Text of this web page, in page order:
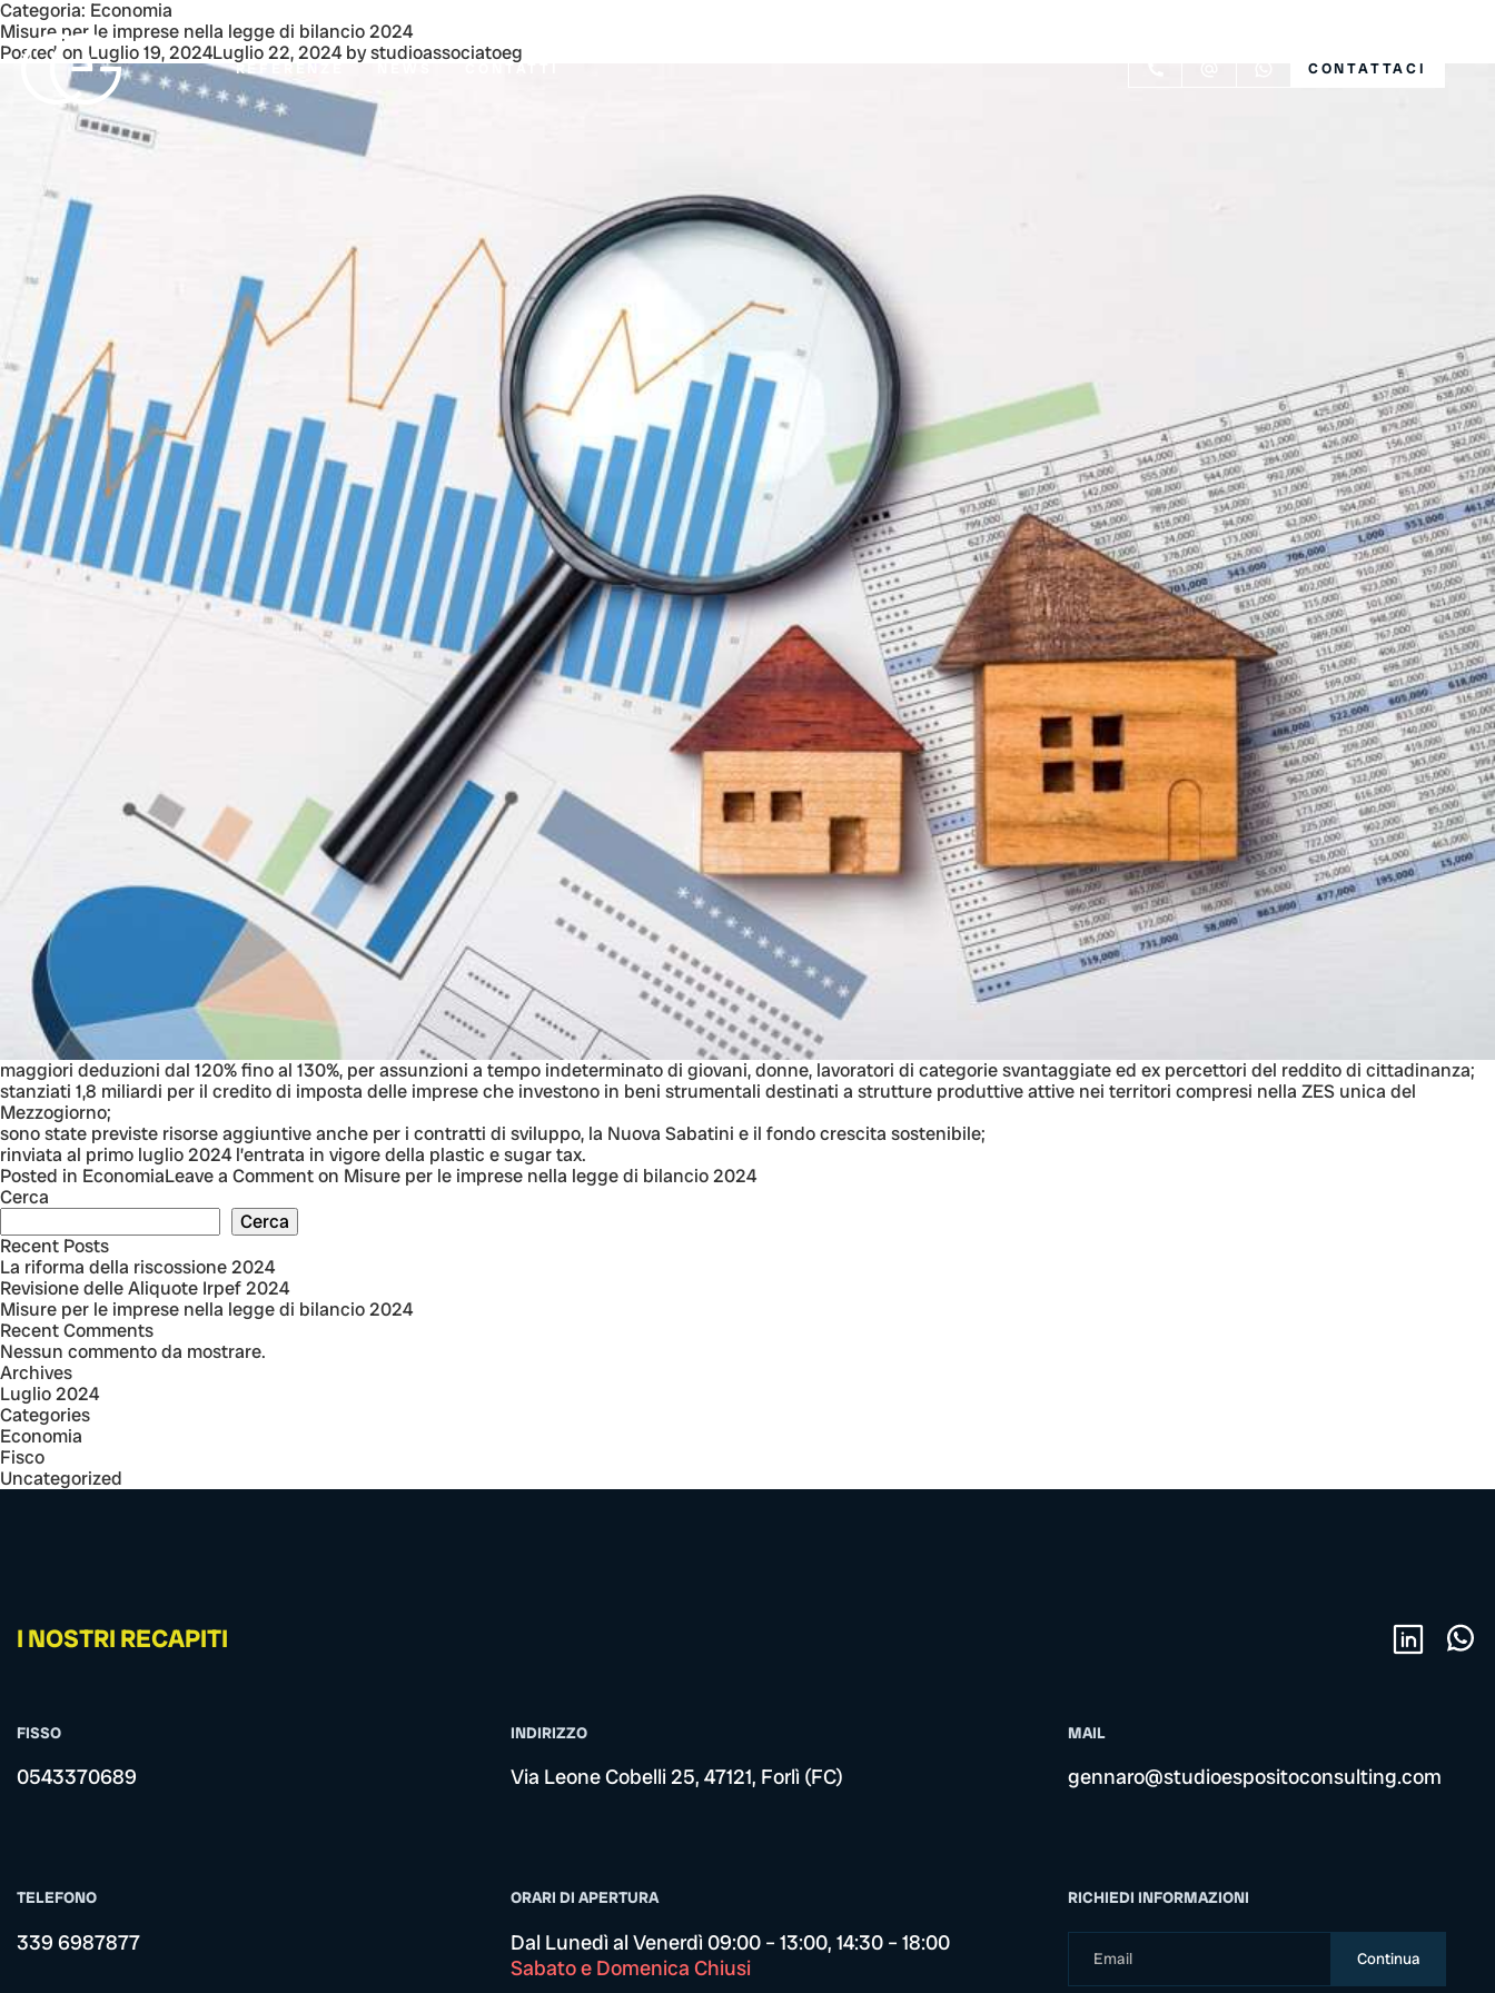
REFERENZE CONTATTI CONTATTACI
Categoria: Economia
Misure per le imprese nella legge di bilancio 2024
Posted on Luglio 19, 2024Luglio 22, 2024bystudioassociatoeg
maggiori deduzioni dal 120% fino al 130%, per assunzioni a tempo indeterminato di giovani, donne, lavoratori di categorie svantaggiate ed ex percettori del reddito di cittadinanza;
stanziati 1,8 miliardi per il credito di imposta delle imprese che investono in beni strumentali destinati a strutture produttive attive nei territori compresi nella ZES unica del
Mezzogiorno;
sono state previste risorse aggiuntive anche per i contratti di sviluppo, la Nuova Sabatini e il fondo crescita sostenibile;
rinviata al primo luglio 2024 l’entrata in vigore della plastic e sugar tax.
Posted in EconomiaLeave a Commenton Misure per le imprese nella legge di bilancio 2024
Cerca
Cerca
Recent Posts
La riforma della riscossione 2024
Revisione delle Aliquote Irpef 2024
Misure per le imprese nella legge di bilancio 2024
Recent Comments
Nessun commento da mostrare.
Archives
Luglio 2024
Categories
Economia
Fisco
Uncategorized
I NOSTRI RECAPITI
FISSO
0543370689
TELEFONO
339 6987877
INDIRIZZO
Via Leone Cobelli 25, 47121, Forlì (FC)
ORARI DI APERTURA
Dal Lunedì al Venerdì 09:00 – 13:00, 14:30 – 18:00
Sabato e Domenica Chiusi
MAIL
gennaro@studioespositoconsulting.com
RICHIEDI INFORMAZIONI
Continua